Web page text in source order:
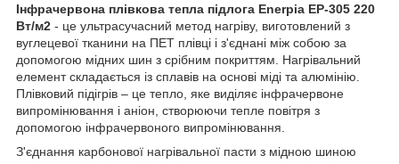
Інфрачервона плівкова тепла підлога Enerpia EP-305 220
Вт/м2 - це ультрасучасний метод нагріву, виготовлений з
вуглецевої тканини на ПЕТ плівці і з'єднані між собою за
допомогою мідних шин з срібним покриттям. Нагрівальний
елемент складається із сплавів на основі міді та алюмінію.
Плівковий підігрів – це тепло, яке виділяє інфрачервоне
випромінювання і аніон, створюючи тепле повітря з
допомогою інфрачервоного випромінювання.
З'єднання карбонової нагрівальної пасти з мідною шиною